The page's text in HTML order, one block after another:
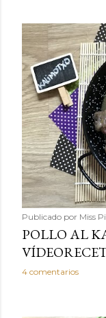
Publicado por Miss
POLLO AL
4 comentarios